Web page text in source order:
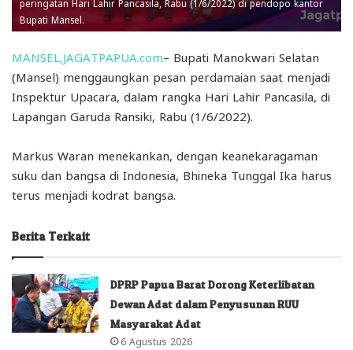
peringatan Hari Lahir Pancasila, Rabu (1/6/2022) di pendopo kantor
Bupati Mansel.
MANSEL,JAGATPAPUA.com– Bupati Manokwari Selatan
(Mansel) menggaungkan pesan perdamaian saat menjadi
Inspektur Upacara, dalam rangka Hari Lahir Pancasila, di
Lapangan Garuda Ransiki, Rabu (1/6/2022).
Markus Waran menekankan, dengan keanekaragaman
suku dan bangsa di Indonesia, Bhineka Tunggal Ika harus
terus menjadi kodrat bangsa.
Berita Terkait
DPRP Papua Barat Dorong Keterlibatan
Dewan Adat dalam Penyusunan RUU
Masyarakat Adat
6 Agustus 2026